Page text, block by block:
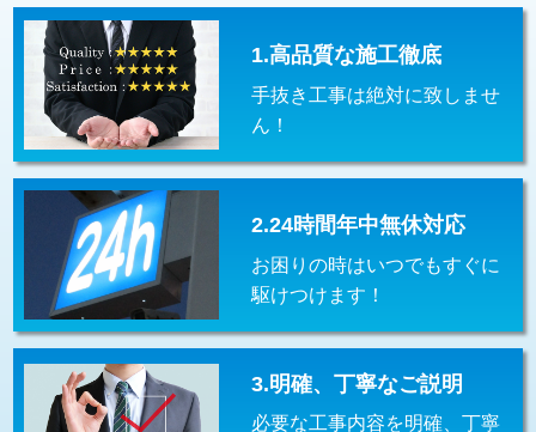
理・調整・分解・加工など（重作業）
その他部品の脱着 8,800円～
交換・取付（タンク） 22,000円+材料費
交換・取付(単水栓（壁付・デッキ
式）)
13,200円+材料費
交換・取付(混合水栓（壁付・デッキ
式・ワンホール）)
16,500円+材料費
交換・取付(排水栓・排水トラップ
（P/S/ポップアップ））
22,000円+材料費
交換・取付（その他部品） 11,000円+材料費
持込商品取付（単水栓） 13,200円
1.高品質な施工徹底
手抜き工事は絶対に致しませ
ん！
2.24時間年中無休対応
お困りの時はいつでもすぐに
駆けつけます！
3.明確、丁寧なご説明
必要な工事内容を明確、丁寧